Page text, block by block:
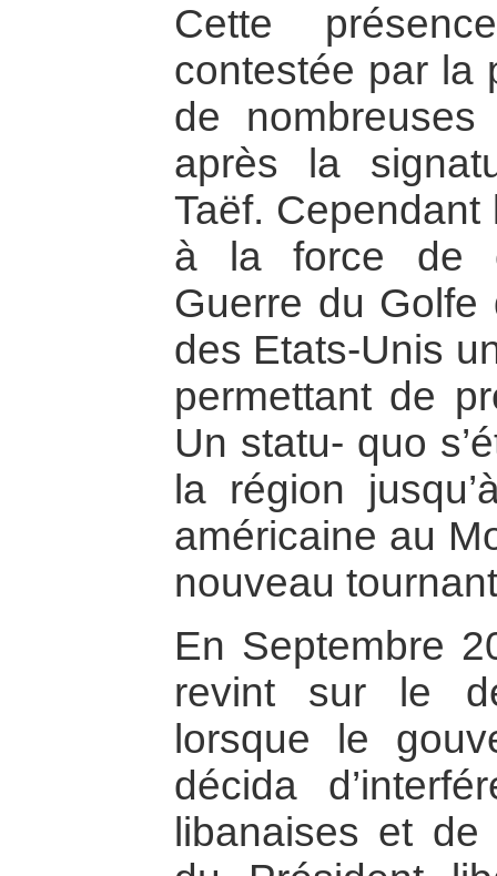
Cette
contestée par la
de nombreuses
après la
Taëf.
à la force de
Guerre du
des Etats-Unis
permettant de
Un statu- quo
la région
américaine au
nouveau
En Septembre
revint sur le
lorsque le
décida
libanaises et